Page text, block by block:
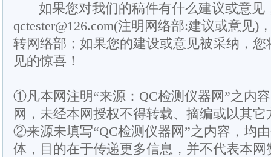
如果您对我们的稿件有什么建议或意见
qctester@126.com(注明网络部:建议或意见)
转网络部；如果您的建设或意见被采纳，
见的惊喜！
①凡本网注明“来源：QC检测仪器网”之内
网，未经本网授权不得转载、摘编或以其它
②来源未填写“QC检测仪器网”之内容，均
体，目的在于传递更多信息，并不代表本